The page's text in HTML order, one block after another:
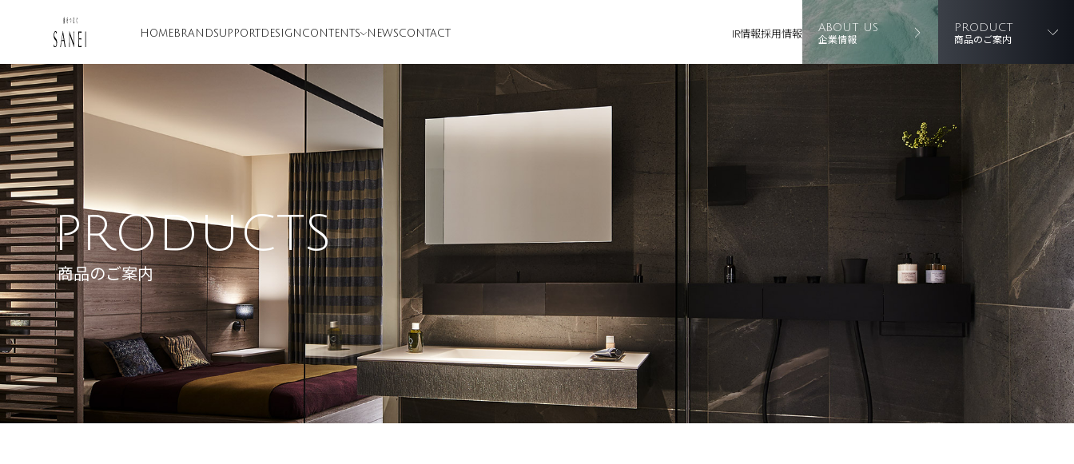
HOME BRANDSUPPORT DESIGN CONTENTS NEWSCONTACT IR情報採用情報 ABOUT US
企業情報
PRODUCT
商品のご案内
PRODUCTS
商品のご案内